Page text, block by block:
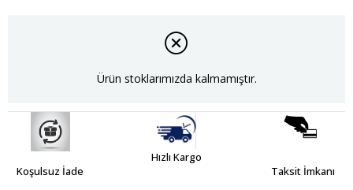
Ürün stoklarımızda kalmamıştır.
Koşulsuz İade
Hızlı Kargo
Taksit İmkanı